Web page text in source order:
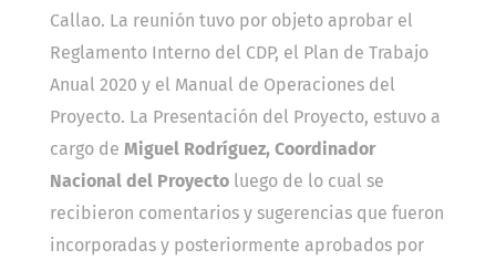
Callao. La reunión tuvo por objeto aprobar el
Reglamento Interno del CDP, el Plan de Trabajo
Anual 2020 y el Manual de Operaciones del
Proyecto. La Presentación del Proyecto, estuvo a
cargo de Miguel Rodríguez, Coordinador
Nacional del Proyectoluego de lo cual se
recibieron comentarios y sugerencias que fueron
incorporadas y posteriormente aprobados por